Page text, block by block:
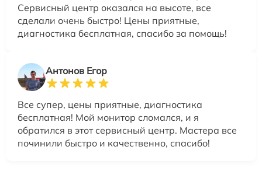
Сервисный центр оказался на высоте, все
сделали очень быстро! Цены приятные,
диагностика бесплатная, спасибо за помощь!
Антонов Егор
Все супер, цены приятные, диагностика
бесплатная! Мой монитор сломался, и я
обратился в этот сервисный центр. Мастера все
починили быстро и качественно, спасибо!